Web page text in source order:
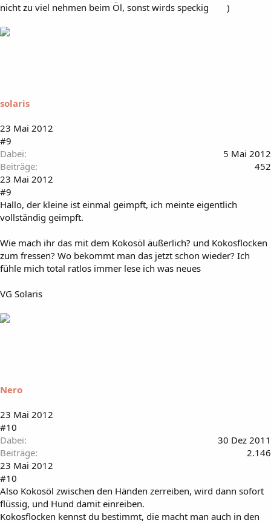
nicht zu viel nehmen beim Öl, sonst wirds speckig
)
solaris
23 Mai 2012
#9
Dabei
5 Mai 2012
Beiträge
452
23 Mai 2012
#9
Hallo, der kleine ist einmal geimpft, ich meinte eigentlich
vollständig geimpft.
Wie mach ihr das mit dem Kokosöl äußerlich? und Kokosflocken
zum fressen? Wo bekommt man das jetzt schon wieder? Ich
fühle mich total ratlos immer lese ich was neues
VG Solaris
Nero
23 Mai 2012
#10
Dabei
30 Dez 2011
Beiträge
2.146
23 Mai 2012
#10
Also Kokosöl zwischen den Händen zerreiben, wird dann sofort
flüssig, und Hund damit einreiben.
Kokosflocken kennst du bestimmt, die macht man auch in den